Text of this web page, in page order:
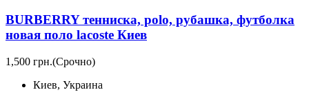
BURBERRY тенниска, polo, рубашка, футболка
новая поло lacoste Киев
1,500 грн.(Срочно)
Киев, Украина